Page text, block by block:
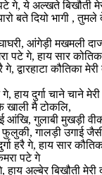
गे, ये अल्खते बिखौती
बते दियो भागी , तुमले
आंगेड़ी मखमली
पटे गे, हाय सार
द्वारहाटा कौतिका
हाय दुर्गा चाने चाने
खाली मै टोकलि,
आंखि, गुलाबी मुखड़ी
फुलुकी, गालड़ी उगाई
हरै गे, हाय सार
पटे गे
हाय अल्बेर बिखौती मेरी